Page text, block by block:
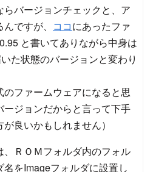
らバージョンチェックと、ア
ですが、 ココにあったファ
と書いてありながら中身は
た状態のバージョンと変わり
のファームウェアになると思
ージョンだからと言って下手
良いかもしれません）
、ＲＯＭフォルダ内のフォル
名をImageフォルダに設置し